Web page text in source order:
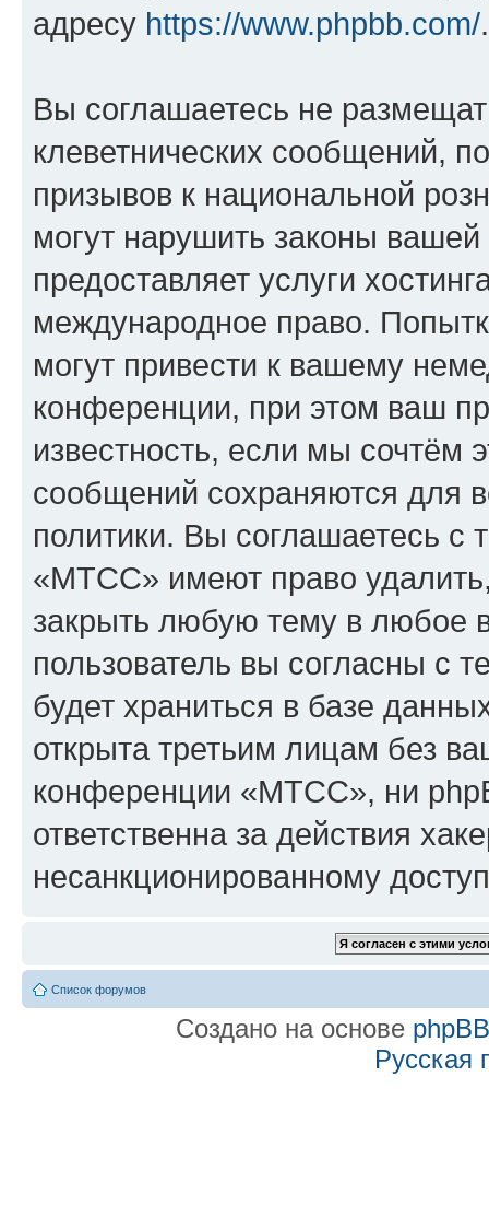
адресу https://www.phpbb.com/.
Вы соглашаетесь не
клеветнических сообщений,
призывов к национальной
могут нарушить законы
предоставляет услуги
международное право.
могут привести к вашему
конференции, при этом ваш
известность, если мы сочтём
сообщений сохраняются для
политики. Вы соглашаетесь
«МТСС» имеют право удалить,
закрыть любую тему в любое
пользователь вы согласны с
будет храниться в базе
открыта третьим лицам без
конференции «МТСС», ни
ответственна за действия
несанкционированному
Список форумов
Создано на основе phpBB
Русская